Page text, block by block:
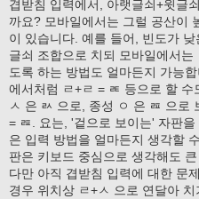
겹받침 입력에서, 아랫글쇠+윗글
까요? 모바일에서는 그럴 공산이
이 있습니다. 예를 들어, 빈도가
글쇠 조합으로 치되 모바일에서
도록 하는 방법도 얼마든지 가능
에서처럼 ㄹ+ㄹ = ㄾ 등으로 할
ㅅ 은 ㄽ 으로, 종성 ㅇ 은 ㄿ 으로
= ㄿ. 요는, '겉으로 보이는' 자판
은 입력 방법을 얼마든지 생각할
판은 키보드 중심으로 생각해도
다만 아직 겹받침 입력에 대한 문
경우 위치상 ㄹ+ㅅ 으로 연달아